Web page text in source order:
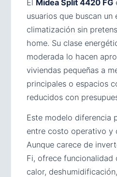
El Midea Split 4420 FG
usuarios que buscan
climatización sin
home. Su clase
moderada lo hacen
viviendas pequeñas a
principales o espacios
reducidos con
Este modelo diferencia
entre costo operativo y
Aunque carece de
Fi, ofrece funcionalidad
calor,